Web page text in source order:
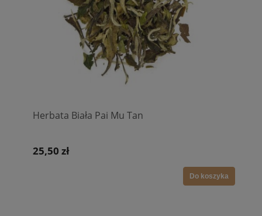
Herbata Biała Pai Mu Tan
25,50 zł
Do koszyka